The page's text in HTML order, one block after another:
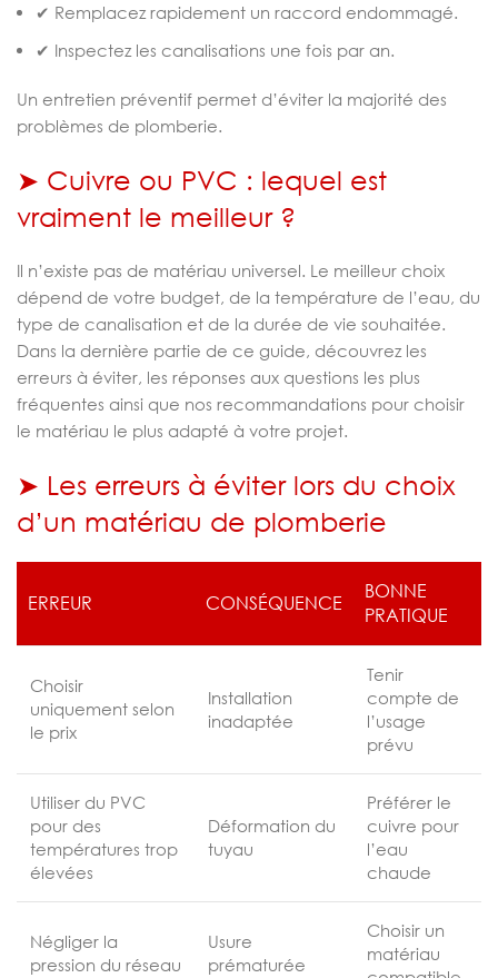
✔ Remplacez rapidement un raccord endommagé.
✔ Inspectez les canalisations une fois par an.
Un entretien préventif permet d’éviter la majorité des
problèmes de plomberie.
➤ Cuivre ou PVC : lequel est
vraiment le meilleur ?
Il n’existe pas de matériau universel. Le meilleur choix
dépend de votre budget, de la température de l’eau, du
type de canalisation et de la durée de vie souhaitée.
Dans la dernière partie de ce guide, découvrez les
erreurs à éviter, les réponses aux questions les plus
fréquentes ainsi que nos recommandations pour choisir
le matériau le plus adapté à votre projet.
➤ Les erreurs à éviter lors du choix
d’un matériau de plomberie
ERREUR CONSÉQUENCE
BONNE
PRATIQUE
Choisir
uniquement selon
le prix
Installation
inadaptée
Tenir
compte de
l’usage
prévu
Utiliser du PVC
pour des
températures trop
élevées
Déformation du
tuyau
Préférer le
cuivre pour
l’eau
chaude
Négliger la
pression du réseau
Usure
prématurée
Choisir un
matériau